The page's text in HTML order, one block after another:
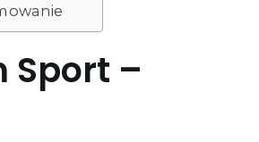
Sport –